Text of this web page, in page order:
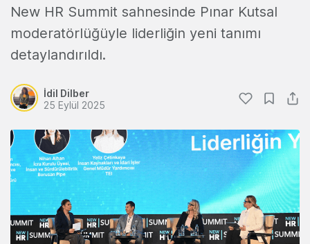
New HR Summit sahnesinde Pınar Kutsal
moderatörlüğüyle liderliğin yeni tanımı
detaylandırıldı.
İdil Dilber
25 Eylül 2025